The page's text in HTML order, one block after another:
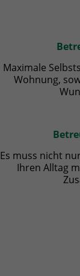
Maximale
Wohnung,
Es muss nicht
Ihren Alltag